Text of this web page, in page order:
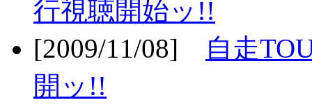
行視聴開始ッ!!
[2009/11/08]
自走
開ッ!!